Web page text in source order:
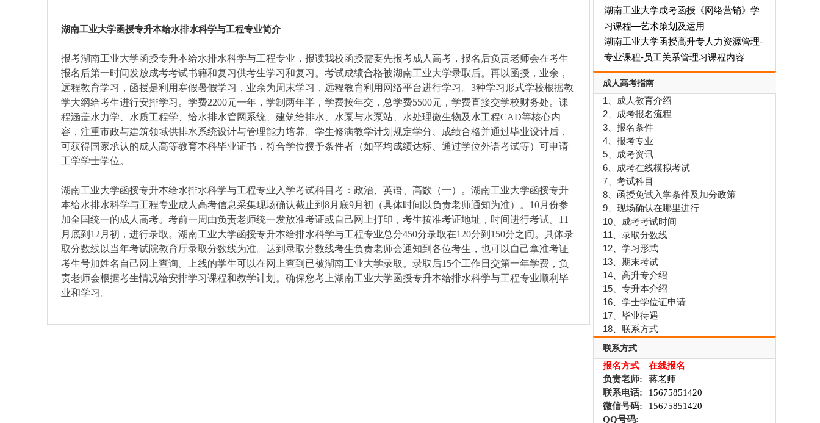
湖南工业大学函授专升本给水排水科学与工程专业简介
报考湖南工业大学函授专升本给水排水科学与工程专业，报读我校函授需要先报考成人高考，报名后负责老师会在考生
报名后第一时间发放成考考试书籍和复习供考生学习和复习。考试成绩合格被湖南工业大学录取后。再以函授，业余，
远程教育学习，函授是利用寒假暑假学习，业余为周末学习，远程教育利用网络平台进行学习。3种学习形式学校根据教
学大纲给考生进行安排学习。学费2200元一年，学制两年半，学费按年交，总学费5500元，学费直接交学校财务处。课
程涵盖水力学、水质工程学、给水排水管网系统、建筑给排水、水泵与水泵站、水处理微生物及水工程CAD等核心内
容，注重市政与建筑领域供排水系统设计与管理能力培养。学生修满教学计划规定学分、成绩合格并通过毕业设计后，
可获得国家承认的成人高等教育本科毕业证书 ，符合学位授予条件者（如平均成绩达标、通过学位外语考试等）可申请
工学学士学位。
湖南工业大学函授专升本给水排水科学与工程专业入学考试科目考：政治、英语、高数（一）。湖南工业大学函授专升
本给水排水科学与工程专业成人高考信息采集现场确认截止到8月底9月初（具体时间以负责老师通知为准）。10月份参
加全国统一的成人高考。考前一周由负责老师统一发放准考证或自己网上打印，考生按准考证地址，时间进行考试。11
月底到12月初，进行录取。湖南工业大学函授专升本给排水科学与工程专业总分450分录取在120分到150分之间。具体录
取分数线以当年考试院教育厅录取分数线为准。达到录取分数线考生负责老师会通知到各位考生，也可以自己拿准考证
考生号加姓名自己网上查询。上线的学生可以在网上查到已被湖南工业大学录取。录取后15个工作日交第一年学费，负
责老师会根据考生情况给安排学习课程和教学计划。确保您考上湖南工业大学函授专升本给排水科学与工程专业顺利毕
业和学习。
湖南工业大学成考函授《网络营销》学
习课程—艺术策划及运用
湖南工业大学函授高升专人力资源管理-
专业课程-员工关系管理习课程内容
成人高考指南
1、成人教育介绍
2、成考报名流程
3、报名条件
4、报考专业
5、成考资讯
6、成考在线模拟考试
7、考试科目
8、函授免试入学条件及加分政策
9、现场确认在哪里进行
10、成考考试时间
11、录取分数线
12、学习形式
13、期末考试
14、高升专介绍
15、专升本介绍
16、学士学位证申请
17、毕业待遇
18、联系方式
联系方式
报名方式
在线报名
负责老师:
蒋老师
联系电话:
15675851420
微信号码:
15675851420
QQ号码: